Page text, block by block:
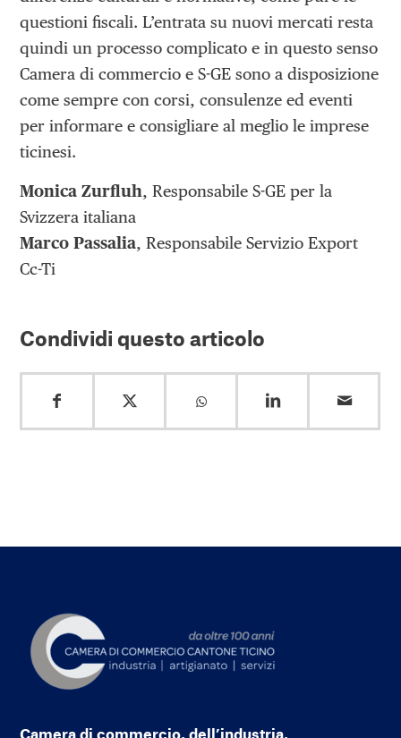
questioni fiscali. L’entrata su nuovi mercati resta
quindi un processo complicato e in questo senso
Camera di commercio e S-GE sono a disposizione
come sempre con corsi, consulenze ed eventi
per informare e consigliare al meglio le imprese
ticinesi.
Monica Zurﬂuh, Responsabile S-GE per la
Svizzera italiana
Marco Passalia, Responsabile Servizio Export
Cc-Ti
Condividi questo articolo
Camera di commercio, dell’industria,